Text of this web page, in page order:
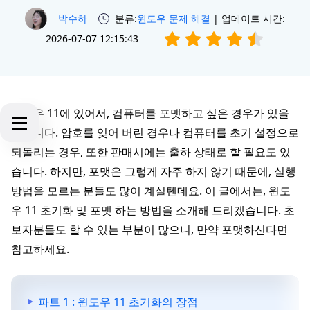
박수하 분류:윈도우 문제 해결 | 업데이트 시간:
2026-07-07 12:15:43
윈도우 11에 있어서, 컴퓨터를 포맷하고 싶은 경우가 있을
것입니다. 암호를 잊어 버린 경우나 컴퓨터를 초기 설정으로
되돌리는 경우, 또한 판매시에는 출하 상태로 할 필요도 있
습니다. 하지만, 포맷은 그렇게 자주 하지 않기 때문에, 실행
방법을 모르는 분들도 많이 계실텐데요. 이 글에서는, 윈도
우 11 초기화 및 포맷 하는 방법을 소개해 드리겠습니다. 초
보자분들도 할 수 있는 부분이 많으니, 만약 포맷하신다면
참고하세요.
파트 1 : 윈도우 11 초기화의 장점